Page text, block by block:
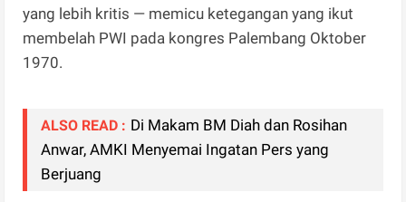
yang lebih kritis — memicu ketegangan yang ikut
membelah PWI pada kongres Palembang Oktober
1970.
ALSO READ : Di Makam BM Diah dan Rosihan
Anwar, AMKI Menyemai Ingatan Pers yang
Berjuang